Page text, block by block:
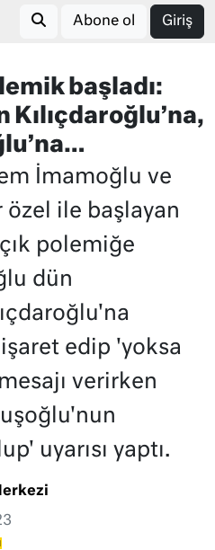
Abone ol Giriş
başladı:
Kılıçdaroğlu’na,
İmamoğlu ve
özel ile başlayan
polemiğe
dün
edip 'yoksa
verirken
uyarısı yaptı.